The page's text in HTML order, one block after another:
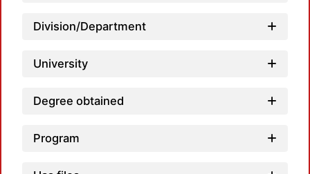
Division/Department
University
Degree obtained
Program